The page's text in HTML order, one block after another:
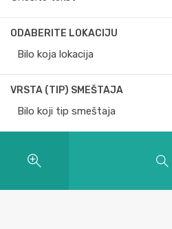
ODABERITE LOKACIJU
Bilo koja lokacija
VRSTA (TIP) SMEŠTAJA
Bilo koji tip smeštaja